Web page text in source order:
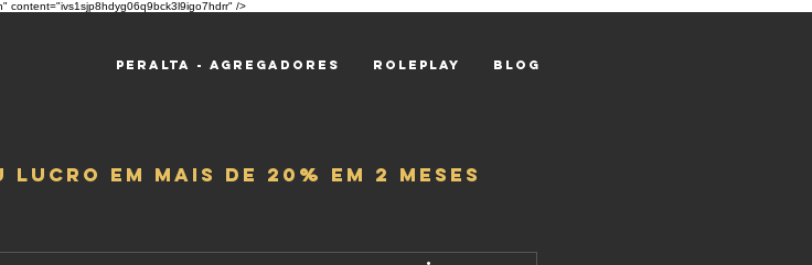
content="ivs1sjp8hdyg06q9bck3l9igo7hdrr" />
Peralta - Agregadores Roleplay Blog
em mais de 20% em 2 meses